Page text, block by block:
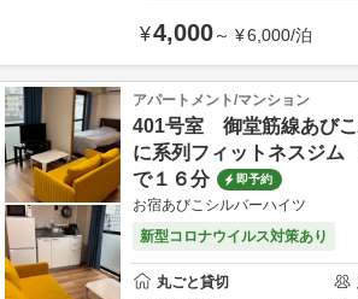
¥4,000～ ¥6,000/泊
アパートメント/マンション
401号室 御堂筋線あび
に系列フィットネスジ
で１６分
即予約
お宿あびこシルバーハイツ
新型コロナウイルス対策あり
丸ごと貸切